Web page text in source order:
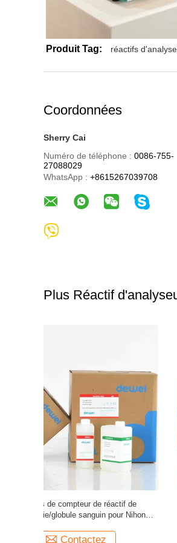
Produit Tag: réactifs
Coordonnées
Sherry Cai
Numéro de téléphone : 0086-755-
27088029
WhatsApp : +8615267039708
Plus Réactif
Réactif d'analyseur de hématologie
performance pour Genrui KT6280